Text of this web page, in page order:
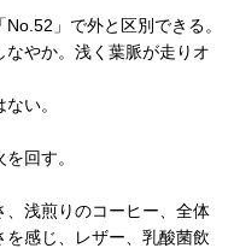
」で外と区別できる。
やか。浅く葉脈が走りオ
い。
回す。
浅煎りのコーヒー、全体
感じ、レザー、乳酸菌飲